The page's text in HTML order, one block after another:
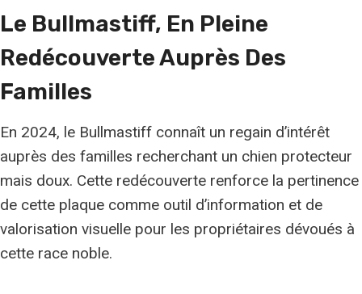
Le Bullmastiff, En Pleine
Redécouverte Auprès Des
Familles
En 2024, le Bullmastiff connaît un regain d’intérêt
auprès des familles recherchant un chien protecteur
mais doux. Cette redécouverte renforce la pertinence
de cette plaque comme outil d’information et de
valorisation visuelle pour les propriétaires dévoués à
cette race noble.